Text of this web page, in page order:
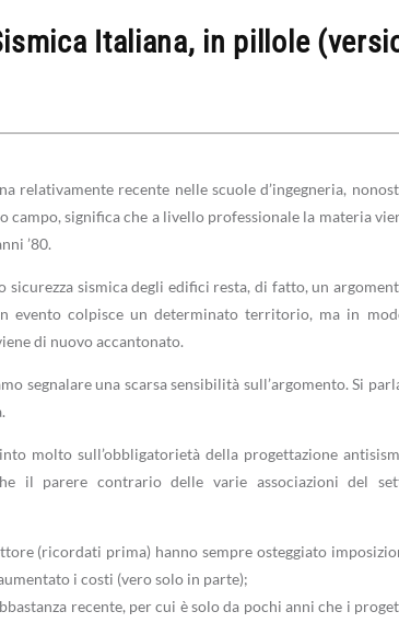
Italiana, in pillole
relativamente recente nelle scuole d’ingegneria,
campo, significa che a livello professionale la materia
’80.
sismica degli edifici resta, di fatto, un
evento colpisce un determinato territorio, ma in
di nuovo accantonato.
segnalare una scarsa sensibilità sull’argomento. Si
molto sull’obbligatorietà della progettazione
il parere contrario delle varie associazioni del
(ricordati prima) hanno sempre osteggiato
i costi (vero solo in parte);
recente, per cui è solo da pochi anni che i